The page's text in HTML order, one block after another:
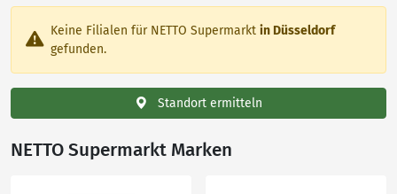
Keine Filialen für NETTO Supermarkt in Düsseldorf
gefunden.
Standort ermitteln
NETTO Supermarkt Marken